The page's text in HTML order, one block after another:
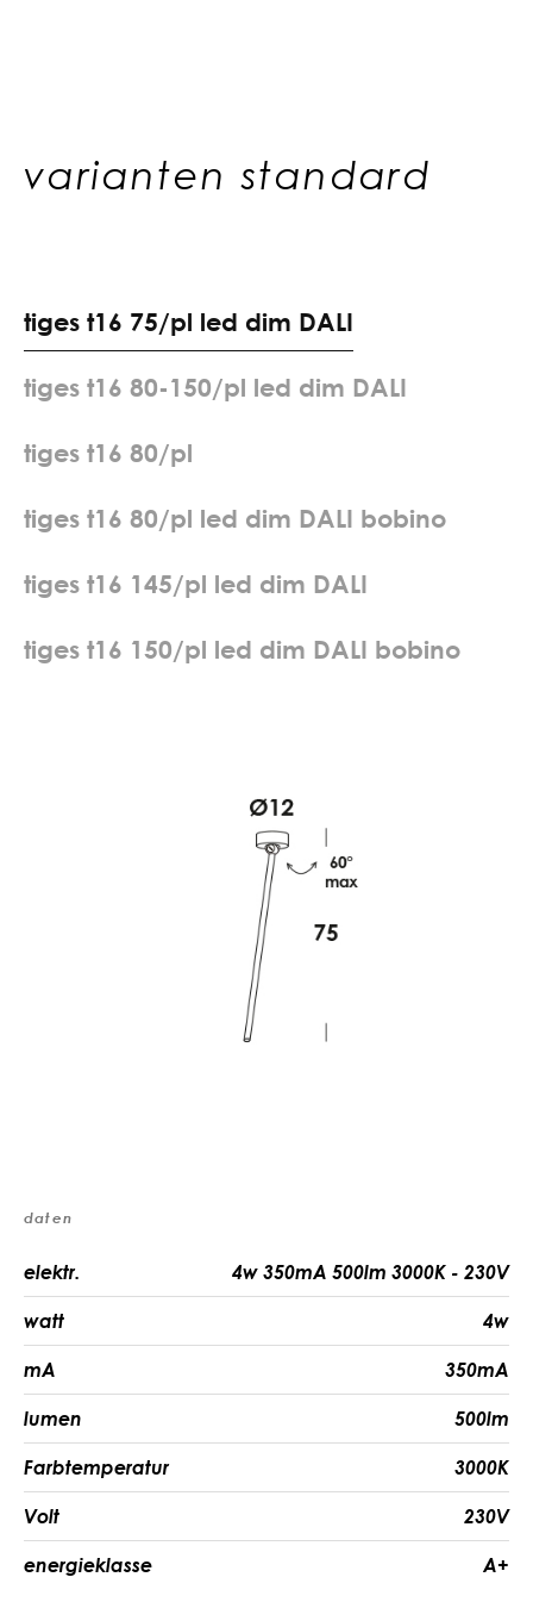
varianten standard
tiges t16 75/pl led dim DALI
tiges t16 80-150/pl led dim DALI
tiges t16 80/pl
tiges t16 80/pl led dim DALI bobino
tiges t16 145/pl led dim DALI
tiges t16 150/pl led dim DALI bobino
daten
elektr. 4w 350mA 500lm 3000K - 230V
watt 4w
mA 350mA
lumen 500lm
Farbtemperatur 3000K
Volt 230V
energieklasse A+